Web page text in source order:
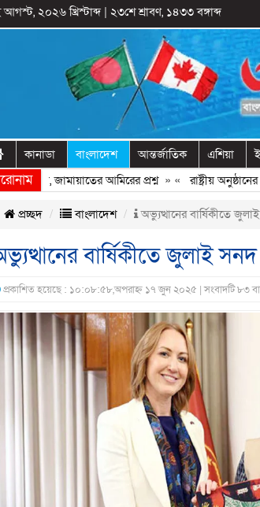
২০২৬ খ্রিস্টাব্দ| ২৩শে শ্রাবণ, ১৪৩৩ বঙ্গাব্দ
কানাডা বাংলাদেশ আন্তর্জাতিক এশিয়া
জামায়াতের আমিরের প্রশ্ন» «রাষ্ট্রীয় অনুষ্ঠানের
প্রচ্ছদ বাংলাদেশ অভ্যুত্থানের বার্ষিকীতে
বার্ষিকীতে জুলাই
প্রকাশিত হয়েছে : ১০:০৮:৫৮,অপরাহ্ন ১৭ জুন ২০২৫ | সংবাদটি ৮৩